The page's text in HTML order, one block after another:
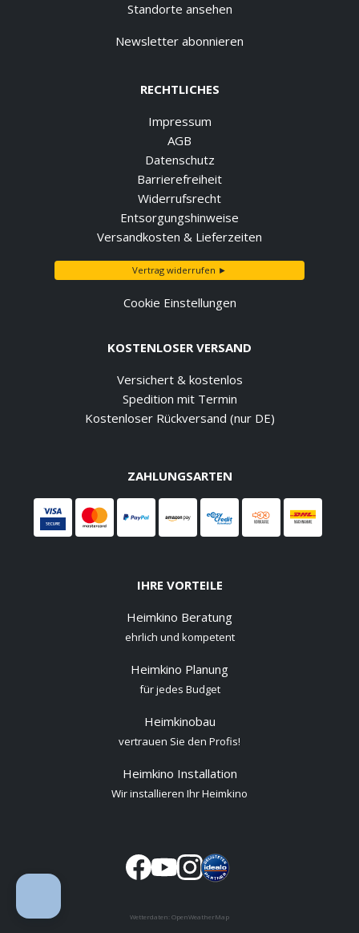
Standorte ansehen
Newsletter abonnieren
RECHTLICHES
Impressum
AGB
Datenschutz
Barrierefreiheit
Widerrufsrecht
Entsorgungshinweise
Versandkosten & Lieferzeiten
Vertrag widerrufen ►
Cookie Einstellungen
KOSTENLOSER VERSAND
Versichert & kostenlos
Spedition mit Termin
Kostenloser Rückversand (nur DE)
ZAHLUNGSARTEN
IHRE VORTEILE
Heimkino Beratung
ehrlich und kompetent
Heimkino Planung
für jedes Budget
Heimkinobau
vertrauen Sie den Profis!
Heimkino Installation
Wir installieren Ihr Heimkino
Wetterdaten: OpenWeatherMap